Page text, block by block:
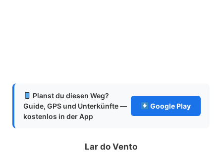
Planst du diesen Weg?
Guide, GPS und Unterkünfte —
kostenlos in der App
Google Play
Lar do Vento